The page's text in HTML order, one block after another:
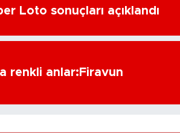
Loto sonuçları açıklandı
renkli anlar:Firavun